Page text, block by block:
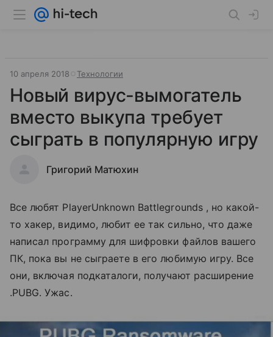
10 апреля 2018 Технологии
Новый вирус-вымогатель
вместо выкупа требует
сыграть в популярную игру
Григорий Матюхин
Все любят PlayerUnknown Battlegrounds , но какой-
то хакер, видимо, любит ее так сильно, что даже
написал программу для шифровки файлов вашего
ПК, пока вы не сыграете в его любимую игру. Все
они, включая подкаталоги, получают расширение
.PUBG. Ужас.